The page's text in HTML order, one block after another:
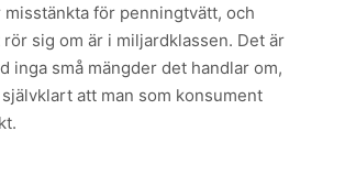
misstänkta för penningtvätt, och
sig om är i miljardklassen. Det är
inga små mängder det handlar om,
att man som konsument